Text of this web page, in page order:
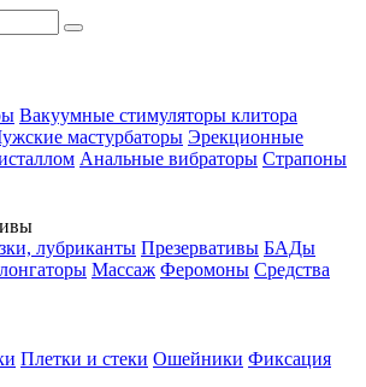
Вакуумные стимуляторы клитора
мастурбаторы Эрекционные
Анальные вибраторы Страпоны
лубриканты Презервативы БАДы
Массаж Феромоны Средства
Плетки и стеки Ошейники Фиксация